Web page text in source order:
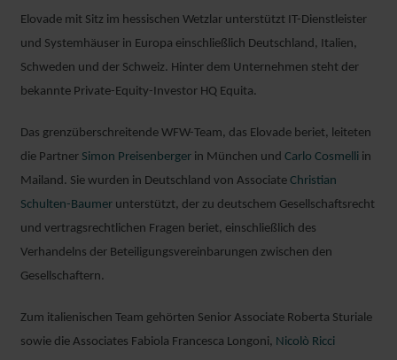
Elovade mit Sitz im hessischen Wetzlar unterstützt IT-Dienstleister
und Systemhäuser in Europa einschließlich Deutschland, Italien,
Schweden und der Schweiz. Hinter dem Unternehmen steht der
bekannte Private-Equity-Investor HQ Equita.
Das grenzüberschreitende WFW-Team, das Elovade beriet, leiteten
die Partner Simon Preisenberger in München und Carlo Cosmelli in
Mailand. Sie wurden in Deutschland von Associate Christian
Schulten-Baumer unterstützt, der zu deutschem Gesellschaftsrecht
und vertragsrechtlichen Fragen beriet, einschließlich des
Verhandelns der Beteiligungsvereinbarungen zwischen den
Gesellschaftern.
Zum italienischen Team gehörten Senior Associate Roberta Sturiale
sowie die Associates Fabiola Francesca Longoni, Nicolò Ricci